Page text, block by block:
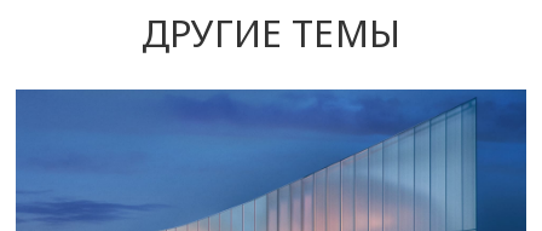
ДРУГИЕ ТЕМЫ